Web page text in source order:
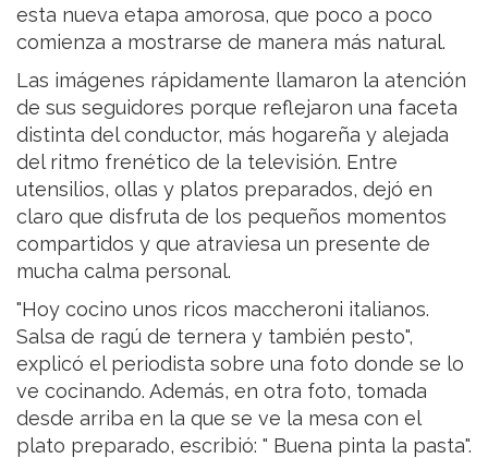
esta nueva etapa amorosa, que poco a poco
comienza a mostrarse de manera más natural.
Las imágenes rápidamente llamaron la atención
de sus seguidores porque reflejaron una faceta
distinta del conductor, más hogareña y alejada
del ritmo frenético de la televisión. Entre
utensilios, ollas y platos preparados, dejó en
claro que disfruta de los pequeños momentos
compartidos y que atraviesa un presente de
mucha calma personal.
"Hoy cocino unos ricos maccheroni italianos.
Salsa de ragú de ternera y también pesto",
explicó el periodista sobre una foto donde se lo
ve cocinando. Además, en otra foto, tomada
desde arriba en la que se ve la mesa con el
plato preparado, escribió: " Buena pinta la pasta".